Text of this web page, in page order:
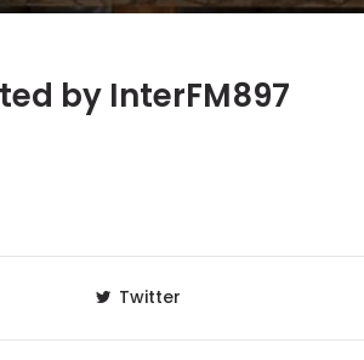
by InterFM897
Twitter